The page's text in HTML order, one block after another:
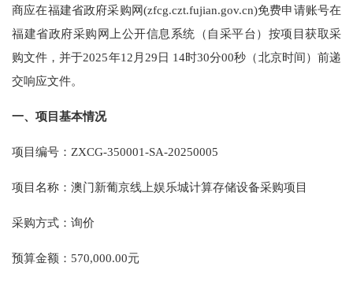
商应在福建省政府采购网(zfcg.czt.fujian.gov.cn)免费申请账号在
福建省政府采购网上公开信息系统（自采平台）按项目获取采
购文件，并于2025年12月29日 14时30分00秒（北京时间）前递
交响应文件。
一、项目基本情况
项目编号：ZXCG-350001-SA-20250005
项目名称：澳门新葡京线上娱乐城计算存储设备采购项目
采购方式：询价
预算金额：570,000.00元